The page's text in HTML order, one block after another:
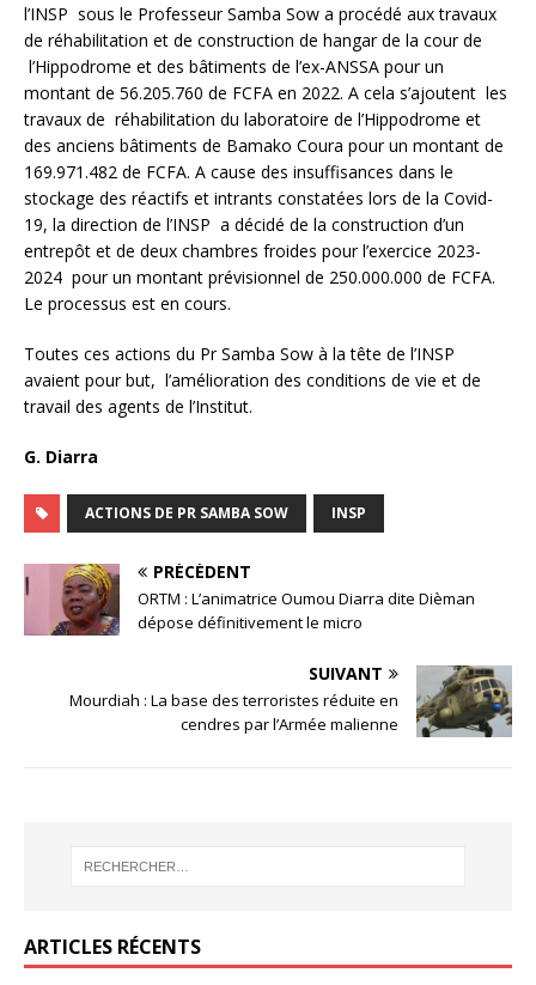
l’INSP sous le Professeur Samba Sow a procédé aux travaux
de réhabilitation et de construction de hangar de la cour de
l’Hippodrome et des bâtiments de l’ex-ANSSA pour un
montant de 56.205.760 de FCFA en 2022. A cela s’ajoutent les
travaux de réhabilitation du laboratoire de l’Hippodrome et
des anciens bâtiments de Bamako Coura pour un montant de
169.971.482 de FCFA. A cause des insuffisances dans le
stockage des réactifs et intrants constatées lors de la Covid-
19, la direction de l’INSP a décidé de la construction d’un
entrepôt et de deux chambres froides pour l’exercice 2023-
2024 pour un montant prévisionnel de 250.000.000 de FCFA.
Le processus est en cours.
Toutes ces actions du Pr Samba Sow à la tête de l’INSP
avaient pour but, l’amélioration des conditions de vie et de
travail des agents de l’Institut.
G. Diarra
ACTIONS DE PR SAMBA SOW INSP
PRÉCÉDENT
ORTM : L’animatrice Oumou Diarra dite Dièman
dépose définitivement le micro
SUIVANT
Mourdiah : La base des terroristes réduite en
cendres par l’Armée malienne
ARTICLES RÉCENTS